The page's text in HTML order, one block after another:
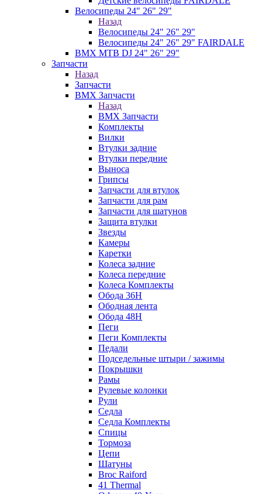
Велосипеды 24" 26" 29"
Назад
Велосипеды 24" 26" 29"
Велосипеды 24" 26" 29" FAIRDALE
BMX MTB DJ 24" 26" 29"
Запчасти
Назад
Запчасти
BMX Запчасти
Назад
BMX Запчасти
Комплекты
Вилки
Втулки задние
Втулки передние
Выноса
Грипсы
Запчасти для втулок
Запчасти для рам
Запчасти для шатунов
Защита втулки
Звезды
Камеры
Каретки
Колеса задние
Колеса передние
Колеса Комплекты
Обода 36H
Ободная лента
Обода 48H
Пеги
Пеги Комплекты
Педали
Подседельные штыри / зажимы
Покрышки
Рамы
Рулевые колонки
Рули
Седла
Седла Комплекты
Спицы
Тормоза
Цепи
Шатуны
Broc Raiford
41 Thermal